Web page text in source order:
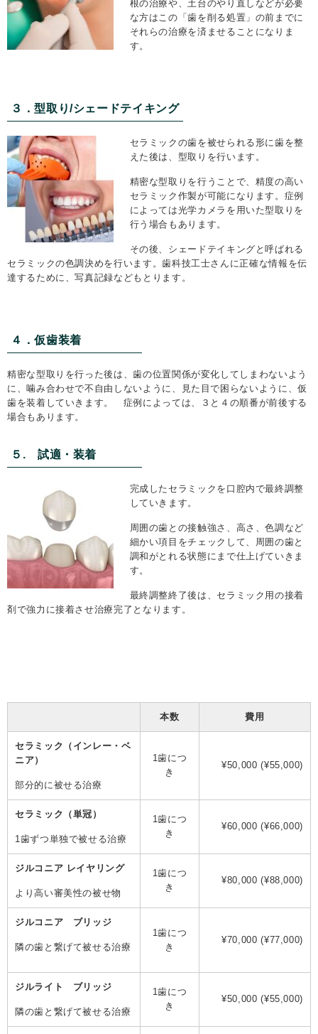
根の治療や、土台のやり直しなどが必要
な方はこの「歯を削る処置」の前までに
それらの治療を済ませることになりま
す。
３．型取り/シェードテイキング
セラミックの歯を被せられる形に歯を整
えた後は、型取りを行います。
精密な型取りを行うことで、精度の高い
セラミック作製が可能になります。症例
によっては光学カメラを用いた型取りを
行う場合もあります。
その後、シェードテイキングと呼ばれる
セラミックの色調決めを行います。歯科技工士さんに正確な情報を伝
達するために、写真記録などもとります。
４．仮歯装着
精密な型取りを行った後は、歯の位置関係が変化してしまわないよう
に、噛み合わせで不自由しないように、見た目で困らないように、仮
歯を装着していきます。 症例によっては、３と４の順番が前後する
場合もあります。
５. 試適・装着
完成したセラミックを口腔内で最終調整
していきます。
周囲の歯との接触強さ、高さ、色調など
細かい項目をチェックして、周囲の歯と
調和がとれる状態にまで仕上げていきま
す。
最終調整終了後は、セラミック用の接着
剤で強力に接着させ治療完了となります。
本数 費用
セラミック（インレー・ベ
ニア）
部分的に被せる治療
1歯につ
き
¥50,000 (¥55,000)
セラミック（単冠）
1歯ずつ単独で被せる治療
1歯につ
き
¥60,000 (¥66,000)
ジルコニア レイヤリング
より高い審美性の被せ物
1歯につ
き
¥80,000 (¥88,000)
ジルコニア ブリッジ
隣の歯と繋げて被せる治療
1歯につ
き
¥70,000 (¥77,000)
ジルライト ブリッジ
隣の歯と繋げて被せる治療
1歯につ
き
¥50,000 (¥55,000)